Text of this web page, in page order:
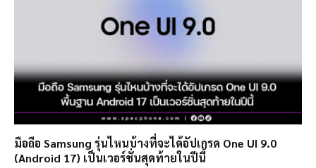
มือถือ Samsung รุ่นไหนบ้างที่จะได้อัปเกรด One UI 9.0
(Android 17) เป็นเวอร์ชั่นสุดท้ายในปีนี้